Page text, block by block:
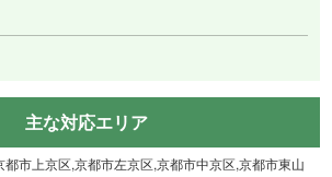
主な対応エリア
市上京区,京都市左京区,京都市中京区,京都市東山